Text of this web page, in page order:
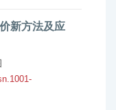
新方法及应